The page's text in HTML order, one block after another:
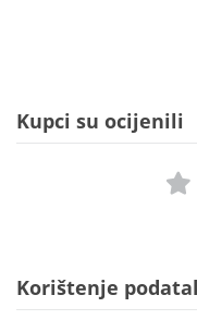
Kupci su ocijenili
Korištenje